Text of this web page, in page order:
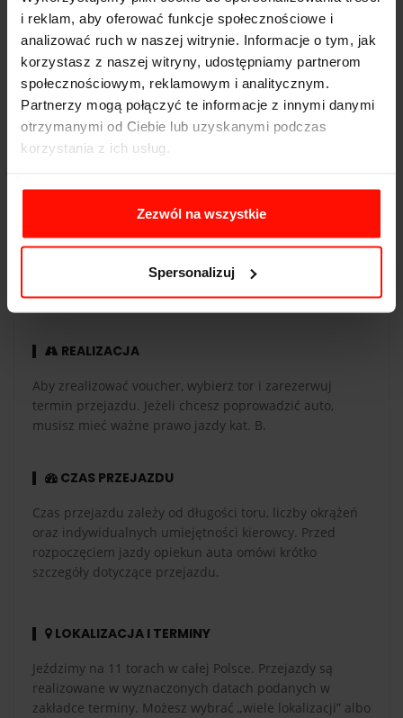
i reklam, aby oferować funkcje społecznościowe i
analizować ruch w naszej witrynie. Informacje o tym, jak
korzystasz z naszej witryny, udostępniamy partnerom
społecznościowym, reklamowym i analitycznym.
Partnerzy mogą połączyć te informacje z innymi danymi
otrzymanymi od Ciebie lub uzyskanymi podczas
korzystania z ich usług.
Zezwól na wszystkie
Spersonalizuj
Napęd:
Pojemność:
3.8 l
Skrzynia biegów:
automatyczna
Voucher jest ważny 365 dni od daty zakupu. Voucher
karta. Przejazdy są realizowane w sezonie od maja do
października.
REALIZACJA
Aby zrealizować voucher, wybierz tor i zarezerwuj
termin przejazdu. Jeżeli chcesz poprowadzić auto,
musisz mieć ważne prawo jazdy kat. B.
CZAS PRZEJAZDU
Czas przejazdu zależy od długości toru, liczby okrążeń
oraz indywidualnych umiejętności kierowcy. Przed
rozpoczęciem jazdy opiekun auta omówi krótko
szczegóły dotyczące przejazdu.
LOKALIZACJA I TERMINY
Jeździmy na 11 torach w całej Polsce. Przejazdy są
realizowane w wyznaczonych datach podanych w
zakładce terminy. Możesz wybrać „wiele lokalizacji” albo